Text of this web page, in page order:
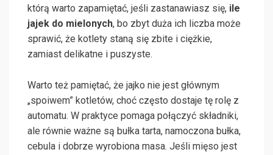
którą warto zapamiętać, jeśli zastanawiasz się, ile
jajek do mielonych, bo zbyt duża ich liczba może
sprawić, że kotlety staną się zbite i ciężkie,
zamiast delikatne i puszyste.
Warto też pamiętać, że jajko nie jest głównym
„spoiwem” kotletów, choć często dostaje tę rolę z
automatu. W praktyce pomaga połączyć składniki,
ale równie ważne są bułka tarta, namoczona bułka,
cebula i dobrze wyrobiona masa. Jeśli mięso jest